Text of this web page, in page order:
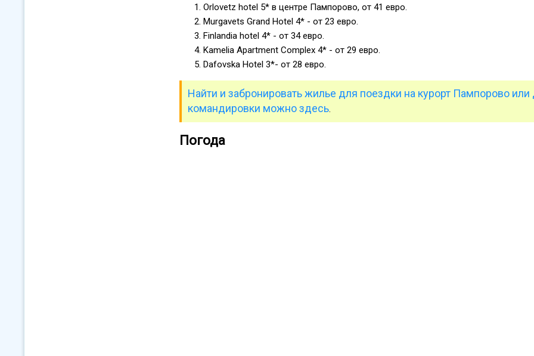
Orlovetz hotel 5* в центре Пампорово, от 41 евро.
Murgavets Grand Hotel 4* - от 23 евро.
Finlandia hotel 4* - от 34 евро.
Kamelia Apartment Complex 4* - от 29 евро.
Dafovska Hotel 3*- от 28 евро.
Найти и забронировать жилье для поездки на курорт Пампорово или
командировки можно здесь.
Погода